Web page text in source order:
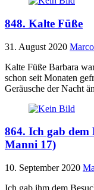
848. Kalte Füße
31. August 2020 Marco
Kalte Füße Barbara
schon seit Monaten
Geräusche der Nacht
864. Ich gab dem
Manni 17)
10. September 2020